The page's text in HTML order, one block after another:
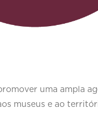
uma ampla
museus e ao